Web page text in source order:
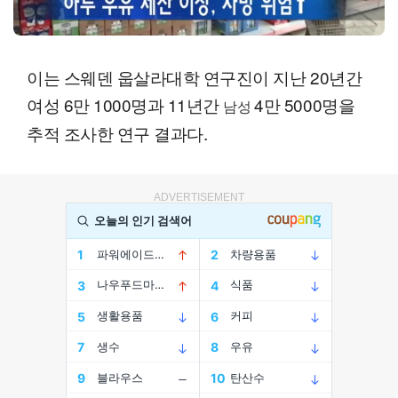
이는 스웨덴 웁살라대학 연구진이 지난 20년간
여성 6만 1000명과 11년간 남성 4만 5000명을
추적 조사한 연구 결과다.
ADVERTISEMENT